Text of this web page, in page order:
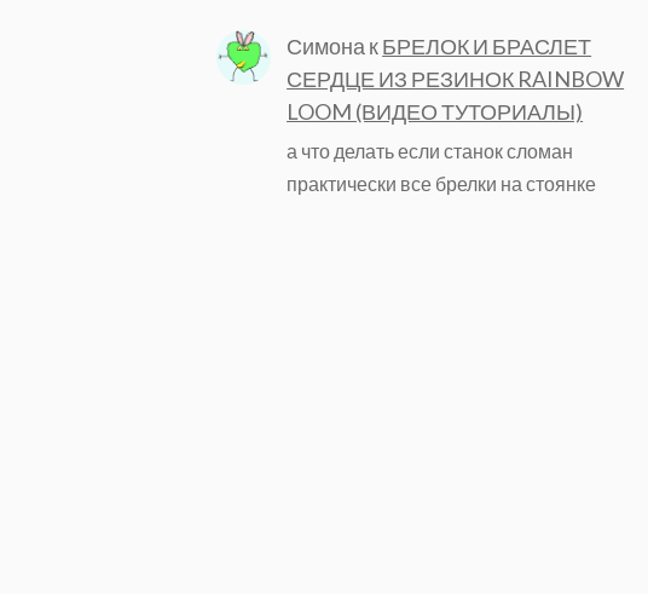
Симона кБРЕЛОК И БРАСЛЕТ
СЕРДЦЕ ИЗ РЕЗИНОК RAINBOW
LOOM (ВИДЕО ТУТОРИАЛЫ)
а что делать если станок сломан
практически все брелки на стоянке